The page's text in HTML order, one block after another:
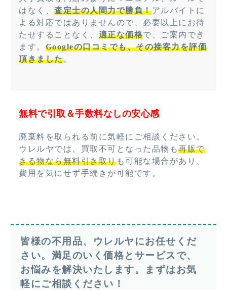
はなく、 査定士の人間力で勝負！アルバイトに
よる対応ではありませんので、必要以上にお待
たせすることなく、 適正な価格で、ご案内でき
ます。 Googleの口コミでも、その接客力を評価
頂きました。
無料で引取＆手数料なしの安心感
廃棄料を取られる前に気軽にご相談ください。
ウレルヤでは、買取不可となった品物も再販で
きる物なら無料引き取りも可能な場合があり、
費用を気にせず手続きが可能です。
皆様の不用品、ウレルヤにお任せくだ
さい。満足のいく価格とサービスで、
お悩みを解決いたします。まずはお気
軽にご相談ください！